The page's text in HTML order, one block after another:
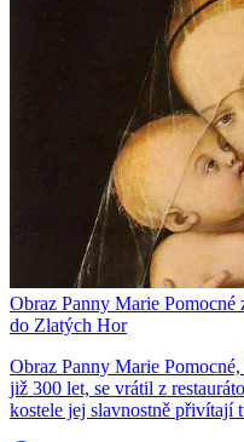
Obraz Panny Marie
do Zlatých Hor
Obraz Panny Marie
již 300 let, se vrátil z
kostele jej slavnostně přivítají